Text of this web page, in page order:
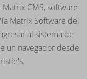
CMS, software
Matrix Software del
al sistema de
un navegador desde